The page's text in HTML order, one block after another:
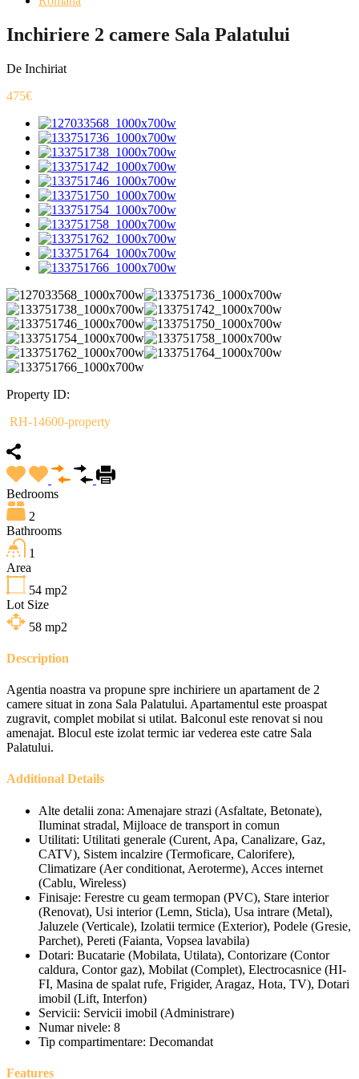
Inchiriere 2 camere Sala Palatului
De Inchiriat
475€
Property ID:
RH-14600-property
Bedrooms
2
Bathrooms
1
Area
54 mp2
Lot Size
58 mp2
Description
Agentia noastra va propune spre inchiriere un apartament de 2
camere situat in zona Sala Palatului. Apartamentul este proaspat
zugravit, complet mobilat si utilat. Balconul este renovat si nou
amenajat. Blocul este izolat termic iar vederea este catre Sala
Palatului.
Additional Details
Alte detalii zona: Amenajare strazi (Asfaltate, Betonate),
Iluminat stradal, Mijloace de transport in comun
Utilitati: Utilitati generale (Curent, Apa, Canalizare, Gaz,
CATV), Sistem incalzire (Termoficare, Calorifere),
Climatizare (Aer conditionat, Aeroterme), Acces internet
(Cablu, Wireless)
Finisaje: Ferestre cu geam termopan (PVC), Stare interior
(Renovat), Usi interior (Lemn, Sticla), Usa intrare (Metal),
Jaluzele (Verticale), Izolatii termice (Exterior), Podele (Gresie,
Parchet), Pereti (Faianta, Vopsea lavabila)
Dotari: Bucatarie (Mobilata, Utilata), Contorizare (Contor
caldura, Contor gaz), Mobilat (Complet), Electrocasnice (HI-
FI, Masina de spalat rufe, Frigider, Aragaz, Hota, TV), Dotari
imobil (Lift, Interfon)
Servicii: Servicii imobil (Administrare)
Numar nivele: 8
Tip compartimentare: Decomandat
Features